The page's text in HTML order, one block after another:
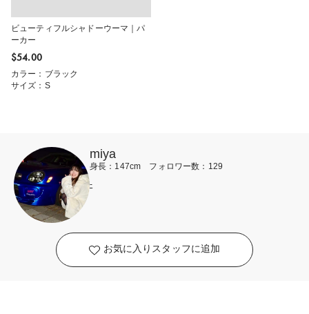
ビューティフルシャドーウーマ｜パ
ーカー
$‌54.00
カラー：ブラック
サイズ：S
miya
身長：147cm フォロワー数：129
-
お気に入りスタッフに追加